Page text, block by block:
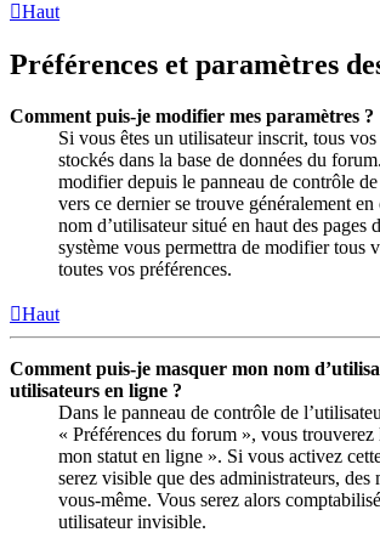
Haut
Préférences et paramètres
Comment puis-je modifier mes paramètres ?
Si vous êtes un utilisateur inscrit, tous vos
stockés dans la base de données du
modifier depuis le panneau de contrôle
vers ce dernier se trouve généralement
nom d’utilisateur situé en haut des pages
système vous permettra de modifier tous
toutes vos préférences.
Haut
Comment puis-je masquer mon nom
utilisateurs en ligne ?
Dans le panneau de contrôle de
« Préférences du forum », vous
mon statut en ligne ». Si vous activez
serez visible que des administrateurs, des
vous-même. Vous serez alors
utilisateur invisible.